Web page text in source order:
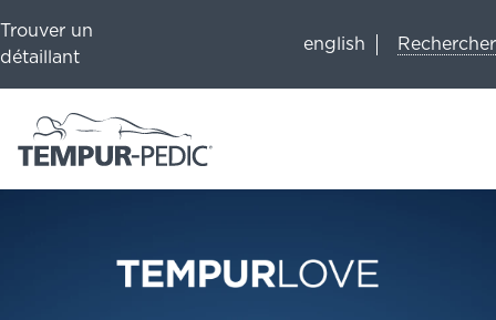
Trouver un
détaillant
english Rechercher